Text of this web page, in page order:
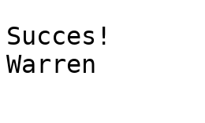
Succes!
Warren